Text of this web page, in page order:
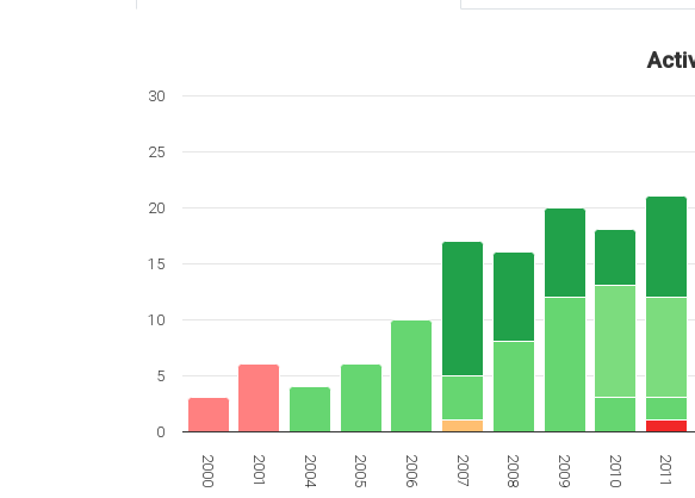
2000 2001 2004 2005 2006 2007 2008 2009 2010 2011
0
5
10
15
20
25
30